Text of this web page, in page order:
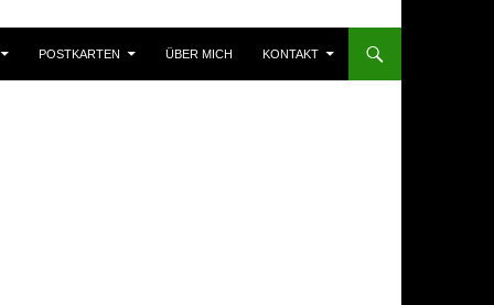
POSTKARTEN ÜBER MICH KONTAKT